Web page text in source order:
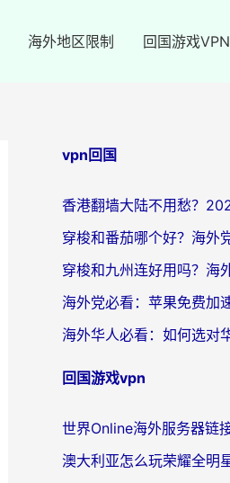
海外地区限制 回国游戏VPN
vpn回国
回国游戏vpn